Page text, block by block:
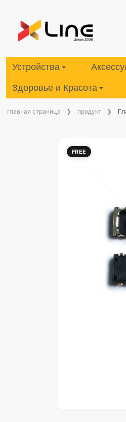
Устройства
Здоровье и Красота
главная страница продукт
FREE